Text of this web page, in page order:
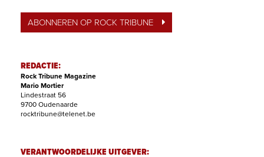
ABONNEREN OP ROCK TRIBUNE
REDACTIE:
Rock Tribune Magazine
Mario Mortier
Lindestraat 56
9700 Oudenaarde
rocktribune@telenet.be
VERANTWOORDELIJKE UITGEVER: